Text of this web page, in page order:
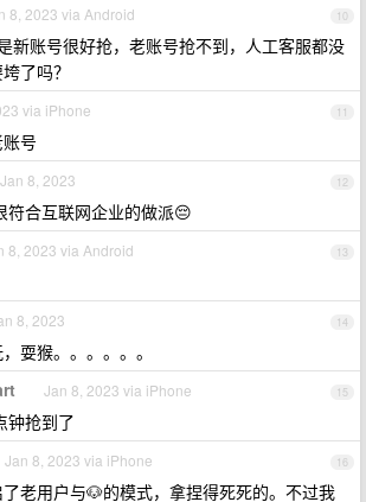
10
8, 2023 via Android
新账号很好抢，老账号抢不到，人工客服都没
了吗？
11
via iPhone
号
12
Jan 8, 2023
符合互联网企业的做派😔
13
8, 2023 via Android
14
8, 2023
耍猴。。。。。。
15
Jan 8, 2023 via iPhone
钟抢到了
16
Jan 8, 2023 via iPhone
老用户与🐶的模式，拿捏得死死的。不过我